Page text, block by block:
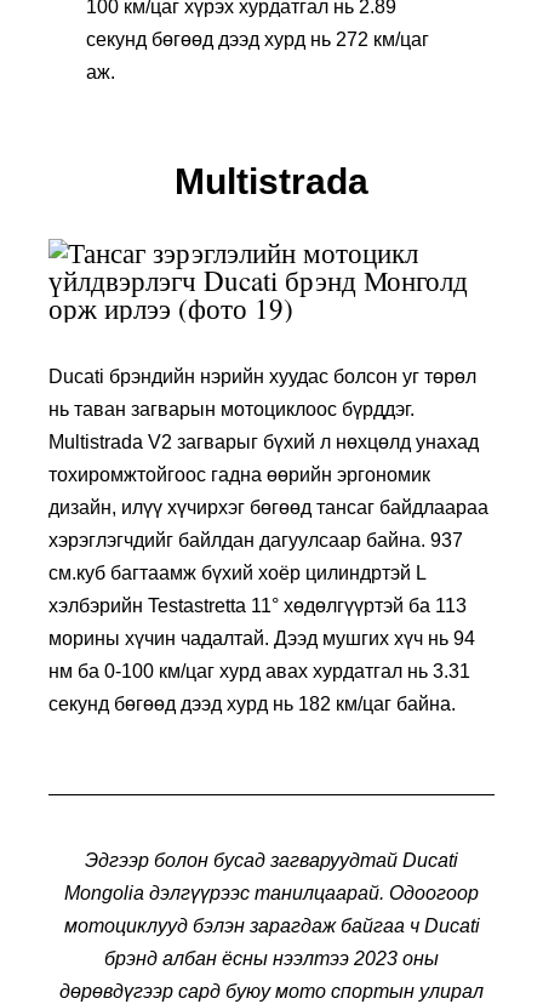
100 км/цаг хүрэх хурдатгал нь 2.89
секунд бөгөөд дээд хурд нь 272 км/цаг
аж.
Multistrada
Ducati брэндийн нэрийн хуудас болсон уг төрөл
нь таван загварын мотоциклоос бүрддэг.
Multistrada V2 загварыг бүхий л нөхцөлд унахад
тохиромжтойгоос гадна өөрийн эргономик
дизайн, илүү хүчирхэг бөгөөд тансаг байдлаараа
хэрэглэгчдийг байлдан дагуулсаар байна. 937
см.куб багтаамж бүхий хоёр цилиндртэй L
хэлбэрийн Testastretta 11° хөдөлгүүртэй ба 113
морины хүчин чадалтай. Дээд мушгих хүч нь 94
нм ба 0-100 км/цаг хурд авах хурдатгал нь 3.31
секунд бөгөөд дээд хурд нь 182 км/цаг байна.
Эдгээр болон бусад загваруудтай Ducati
Mongolia дэлгүүрээс танилцаарай. Одоогоор
мотоциклууд бэлэн зарагдаж байгаа ч Ducati
брэнд албан ёсны нээлтээ 2023 оны
дөрөвдүгээр сард буюу мото спортын улирал